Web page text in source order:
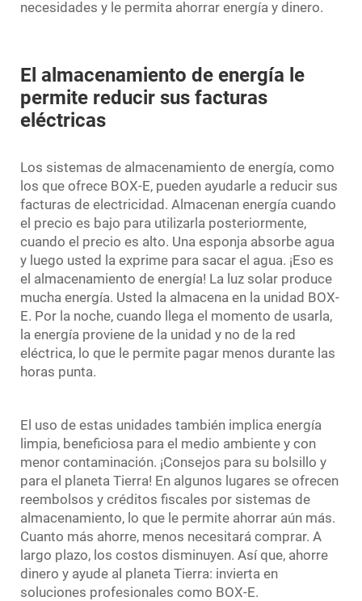
necesidades y le permita ahorrar energía y dinero.
El almacenamiento de energía le
permite reducir sus facturas
eléctricas
Los sistemas de almacenamiento de energía, como
los que ofrece BOX-E, pueden ayudarle a reducir sus
facturas de electricidad. Almacenan energía cuando
el precio es bajo para utilizarla posteriormente,
cuando el precio es alto. Una esponja absorbe agua
y luego usted la exprime para sacar el agua. ¡Eso es
el almacenamiento de energía! La luz solar produce
mucha energía. Usted la almacena en la unidad BOX-
E. Por la noche, cuando llega el momento de usarla,
la energía proviene de la unidad y no de la red
eléctrica, lo que le permite pagar menos durante las
horas punta.
El uso de estas unidades también implica energía
limpia, beneficiosa para el medio ambiente y con
menor contaminación. ¡Consejos para su bolsillo y
para el planeta Tierra! En algunos lugares se ofrecen
reembolsos y créditos fiscales por sistemas de
almacenamiento, lo que le permite ahorrar aún más.
Cuanto más ahorre, menos necesitará comprar. A
largo plazo, los costos disminuyen. Así que, ahorre
dinero y ayude al planeta Tierra: invierta en
soluciones profesionales como BOX-E.